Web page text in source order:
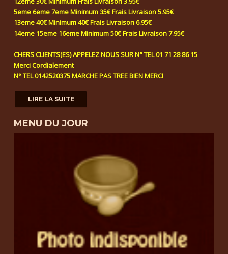
5eme 6eme 7eme Minimum 35€ Frais Livraison 5.95€
13eme 40€ Minimum 40€ Frais Livraison 6.95€
14eme 15eme 16eme Minimum 50€ Frais Livraison 7.95€
CHERS CLIENTS(ES) APPELEZ NOUS SUR N° TEL 01 71 28 86 15
Merci Cordialement
N° TEL 0142520375 MARCHE PAS TREE BIEN MERCI
LIRE LA SUITE
MENU DU JOUR